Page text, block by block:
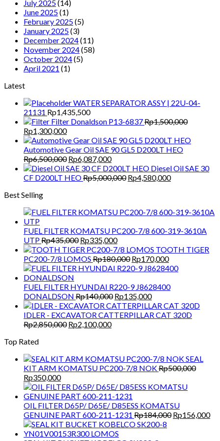
July 2025(14)
June 2025(1)
February 2025(5)
January 2025(3)
December 2024(11)
November 2024(58)
October 2024(5)
April 2021 (1)
Latest
WATER SEPARATOR ASSY | 22U-04-
21131 Rp1,435,500
Filter Donaldson P13-6837Rp1,500,000
Original
price
was:
Rp1,500,000.
Rp1,300,000Current
price
is:
Rp1,300,000.
Automotive Gear Oil SAE 90 GL5 D200LT HEO
Rp6,500,000 Original
price
was:
Rp6,087,000Current
price
is:
Diesel Oil SAE 30
CF D200LT HEORp5,000,000 Original
Rp4,580,000Current
Best Selling
FUEL FILTER KOMATSU PC200-7/8 600-319-3610A
UTPRp435,000 Original
price
was:
Rp435,000.
Rp335,000Current
price
is:
Rp335,000.
TOOTH TIGER
PC200-7/8 LOMOS Rp180,000 Original
price
Rp180,000.
Rp170,000Current
price
Rp170,000.
FUEL FILTER HYUNDAI R220-9 J8628400
DONALDSON Rp140,000 Original
price
was:
Rp135,000Current
price
is:
IDLER - EXCAVATOR CATTERPILLAR CAT 320D
Rp2,850,000 Original
Rp2,100,000Current
Top Rated
SEAL
KIT ARM KOMATSU PC200-7/8 NOKRp500,000
Original
price
was:
Rp500,000.
Rp350,000Current
price
is:
Rp350,000.
OIL FILTER D65P/ D65E/ D85ESS KOMATSU
GENUINE PART 600-211-1231 Rp184,000 Original
Rp156,000